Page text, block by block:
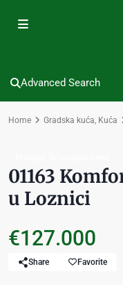
Advanced Search
Home Gradska kuća, Kuća
01163
u Loznici
€127.000
Share Favorite